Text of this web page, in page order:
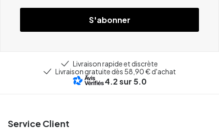
S'abonner
Livraison rapide et discrète
Livraison gratuite dès 58,90 € d'achat
4.2sur 5.0
Service Client